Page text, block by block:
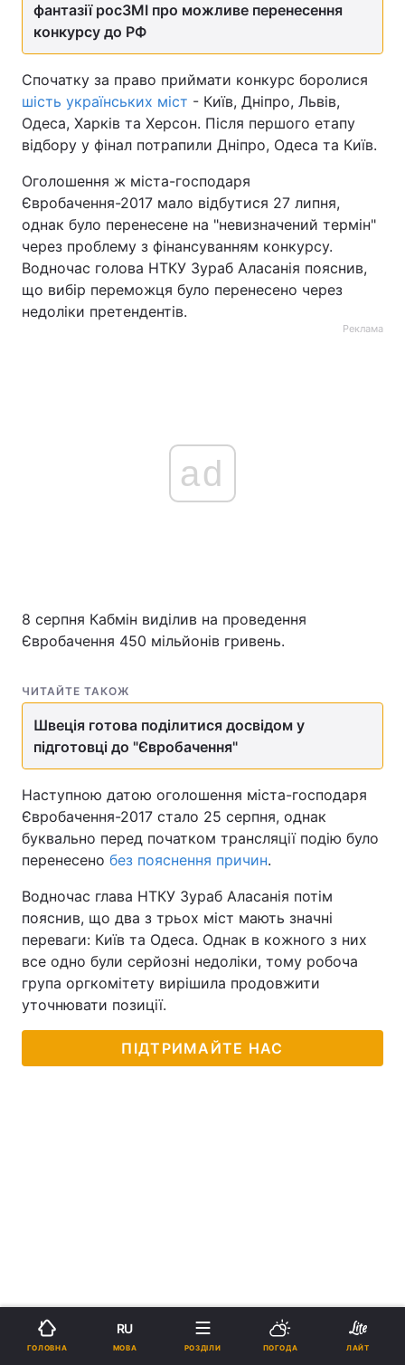
фантазії росЗМІ про можливе перенесення
конкурсу до РФ
Спочатку за право приймати конкурс боролися
шість українських міст - Київ, Дніпро, Львів,
Одеса, Харків та Херсон. Після першого етапу
відбору у фінал потрапили Дніпро, Одеса та Київ.
Оголошення ж міста-господаря
Євробачення-2017 мало відбутися 27 липня,
однак було перенесене на "невизначений термін"
через проблему з фінансуванням конкурсу.
Водночас голова НТКУ Зураб Аласанія пояснив,
що вибір переможця було перенесено через
недоліки претендентів.
Реклама
ad
8 серпня Кабмін виділив на проведення
Євробачення 450 мільйонів гривень.
ЧИТАЙТЕ ТАКОЖ
Швеція готова поділитися досвідом у
підготовці до "Євробачення"
Наступною датою оголошення міста-господаря
Євробачення-2017 стало 25 серпня, однак
буквально перед початком трансляції подію було
перенесено без пояснення причин.
Водночас глава НТКУ Зураб Аласанія потім
пояснив, що два з трьох міст мають значні
переваги: Київ та Одеса. Однак в кожного з них
все одно були серйозні недоліки, тому робоча
група оргкомітету вирішила продовжити
уточнювати позиції.
ПІДТРИМАЙТЕ НАС
ГОЛОВНА
RU
МОВА РОЗДІЛИ ПОГОДА ЛАЙТ